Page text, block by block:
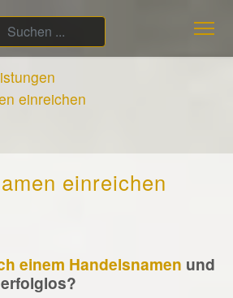
einreichen
einreichen
einem Handelsnamen und